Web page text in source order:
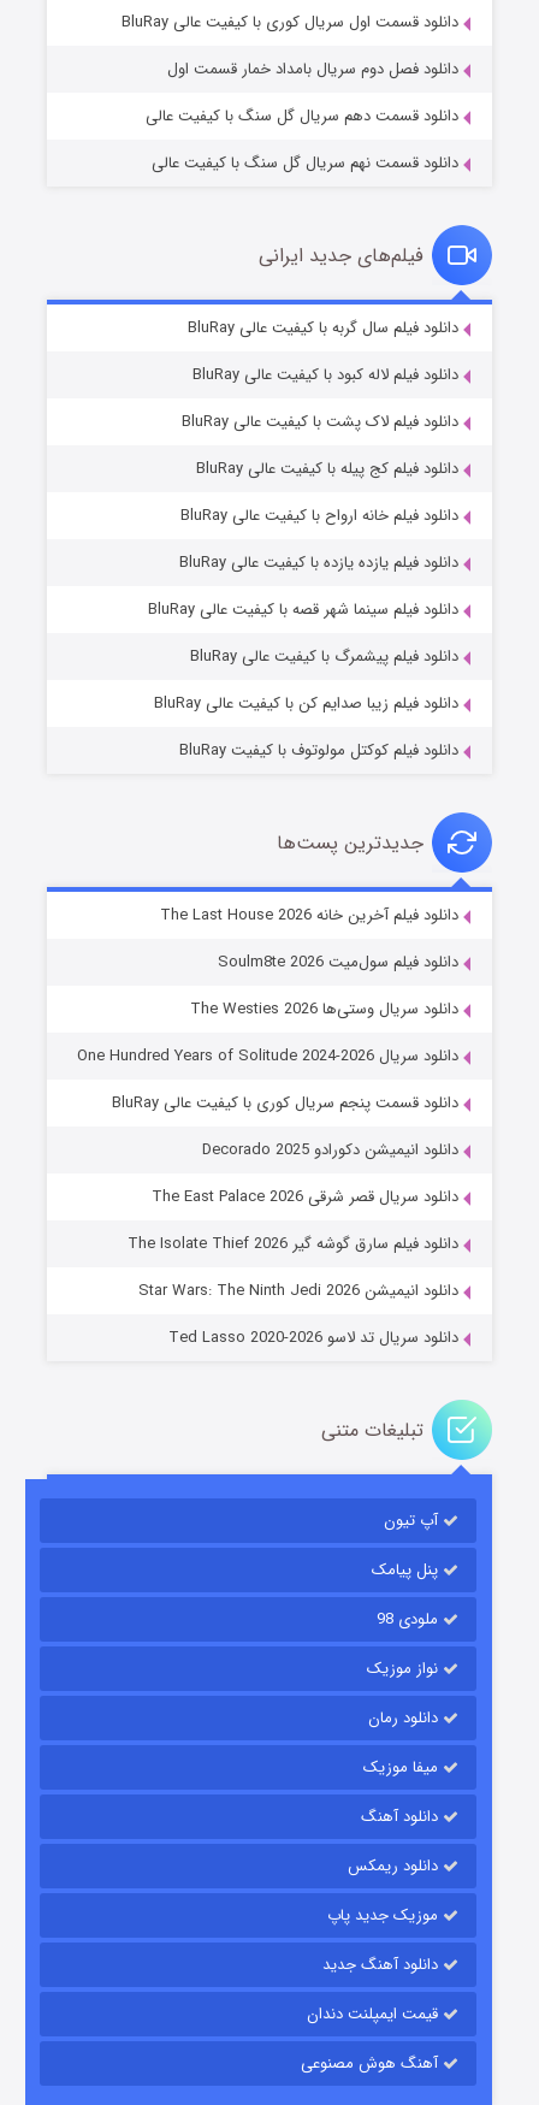
قسمت۲ (زیرنویس) منتشر شد
قسمت۲ (زیرنویس) منتشر شد
شوگر فصل ۲
خاندان اژدها فصل ۳
قسمت۶ (زیرنویس) منتشر شد
باب اسفنجی فصل ۱۷
قسمت
دانلود قسمت اول سریال کوری با کیفیت عالی BluRay
دانلود فصل دوم سریال بامداد خمار قسمت اول
دانلود قسمت دهم سریال گل سنگ با کیفیت عالی
دانلود قسمت نهم سریال گل سنگ با کیفیت عالی
فیلم‌های جدید ایرانی
دانلود فیلم سال گربه با کیفیت عالی BluRay
دانلود فیلم لاله کبود با کیفیت عالی BluRay
دانلود فیلم لاک پشت با کیفیت عالی BluRay
دانلود فیلم کج‌ پیله با کیفیت عالی BluRay
دانلود فیلم خانه ارواح با کیفیت عالی BluRay
دانلود فیلم یازده یازده با کیفیت عالی BluRay
دانلود فیلم سینما شهر قصه با کیفیت عالی BluRay
دانلود فیلم پیشمرگ با کیفیت عالی BluRay
دانلود فیلم زیبا صدایم کن با کیفیت عالی BluRay
دانلود فیلم کوکتل مولوتوف با کیفیت BluRay
جدیدترین پست‌ها
دانلود فیلم آخرین خانه The Last House 2026
دانلود فیلم سول‌میت Soulm8te 2026
دانلود سریال وستی‌ها The Westies 2026
دانلود سریال One Hundred Years of Solitude 2024-2026
دانلود قسمت پنجم سریال کوری با کیفیت عالی BluRay
دانلود انیمیشن دکورادو Decorado 2025
دانلود سریال قصر شرقی The East Palace 2026
دانلود فیلم سارق گوشه گیر The Isolate Thief 2026
دانلود انیمیشن Star Wars: The Ninth Jedi 2026
دانلود سریال تد لاسو Ted Lasso 2020-2026
تبلیغات متنی
آپ تیون
پنل پیامک
ملودی 98
نواز موزیک
دانلود رمان
میفا موزیک
دانلود آهنگ
دانلود ریمکس
موزیک جدید پاپ
دانلود آهنگ جدید
قیمت ایمپلنت دندان
آهنگ هوش مصنوعی